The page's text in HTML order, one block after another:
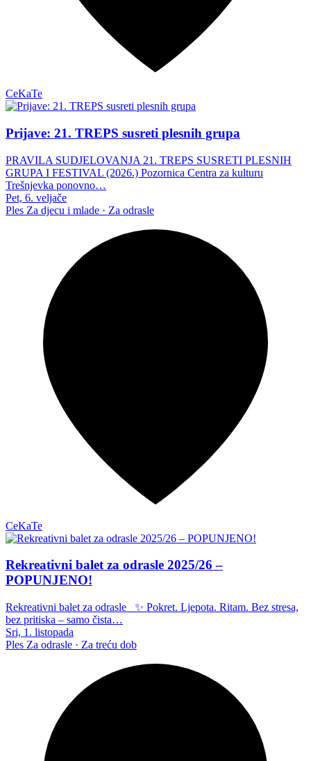
CeKaTe
Prijave: 21. TREPS susreti plesnih grupa
PRAVILA SUDJELOVANJA 21. TREPS SUSRETI PLESNIH
GRUPA I FESTIVAL (2026.) Pozornica Centra za kulturu
Trešnjevka ponovno…
Pet, 6. veljače
Ples Za djecu i mlade · Za odrasle
CeKaTe
Rekreativni balet za odrasle 2025/26 –
POPUNJENO!
Rekreativni balet za odrasle ✨ Pokret. Ljepota. Ritam. Bez stresa,
bez pritiska – samo čista…
Sri, 1. listopada
Ples Za odrasle · Za treću dob